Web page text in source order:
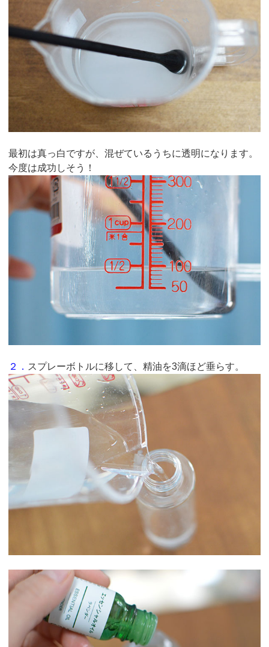
最初は真っ白ですが、混ぜているうちに透明になります。
今度は成功しそう！
２． スプレーボトルに移して、精油を3滴ほど垂らす。